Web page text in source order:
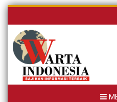
Skip
content